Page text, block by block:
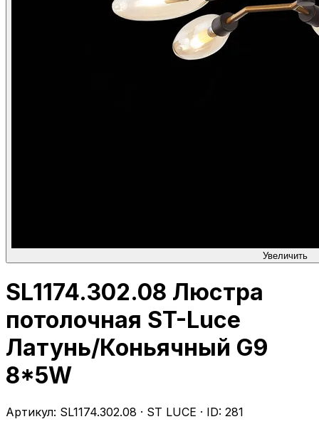
Увеличить
SL1174.302.08 Люстра
потолочная ST-Luce
Латунь/Коньячный G9
8*5W
Артикул: SL1174.302.08 · ST LUCE · ID: 281